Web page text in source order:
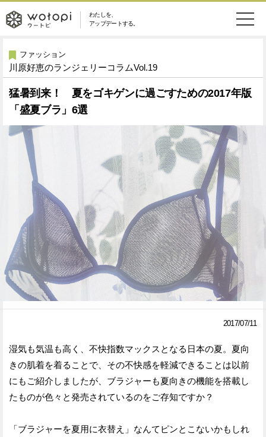
わたしを、
アップデートする。
wotopi
-
ウ
ー
ト
ピ
メ
ニ
ュ
恋愛・結婚
美容・コスメ 妊娠・出産
健康
ファッション
SDGs
アイテム
ウートピとは？
ェ
ア
す
Twitter
ェ
ア
す
ファッション
川原好恵のランジェリーコラムVol.19
猛暑到来！ 夏をゴキゲンに過ごすための2017年版
「盛夏ブラ」6選
2017/07/11
湿気も気温も高く、不快指数マックスとなる日本の夏。夏向
きの肌着を着ることで、その不快感を軽減できることは以前
にもご紹介しましたが、ブラジャーも夏向きの機能を搭載し
たものが色々と発売されているのをご存知ですか？
「ブラジャーを夏用に衣替え」なんてピンとこないかもしれ